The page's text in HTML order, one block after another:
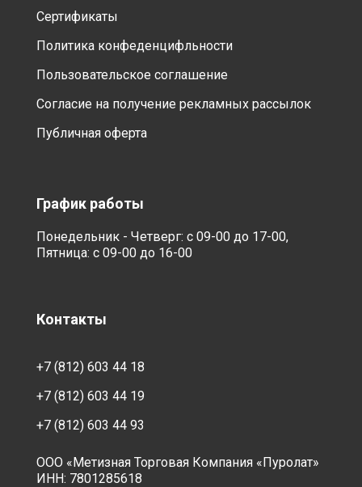
Сертификаты
Политика конфеденцифльности
Пользовательское соглашение
Согласие на получение рекламных рассылок
Публичная оферта
График работы
Понедельник - Четверг: с 09-00 до 17-00,
Пятница: с 09-00 до 16-00
Контакты
+7 (812) 603 44 18
+7 (812) 603 44 19
+7 (812) 603 44 93
ООО «Метизная Торговая Компания «Пуролат»
ИНН: 7801285618